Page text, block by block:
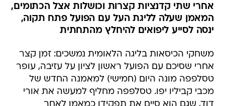
אחרי שתי קדנציות קצרות וכושלות אצל הכתומים,
המאמן שעלה לליגת העל עם הפועל פתח תקוה,
ינסה לסייע ליפואים להיחלץ מהתחתית
משחקי הכיסאות בליגה הלאומית נמשכים: זמן קצר
אחרי שסיכם עם הפועל ראשון לציון על עזיבה, עופר
טסלפפה מונה היום (חמישי) למאמנה החדש של
מכבי קביליו יפו. טסלפפה מחליף למעשה את אורי